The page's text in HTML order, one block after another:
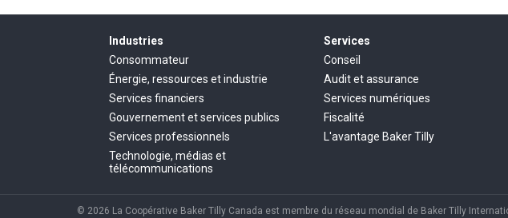
Industries
Consommateur
Énergie, ressources et industrie
Services financiers
Gouvernement et services publics
Services professionnels
Technologie, médias et
télécommunications
Services
Conseil
Audit et assurance
Services numériques
Fiscalité
L'avantage Baker Tilly
© 2026 La Coopérative Baker Tilly Canada est membre du réseau mondial de Baker Tilly